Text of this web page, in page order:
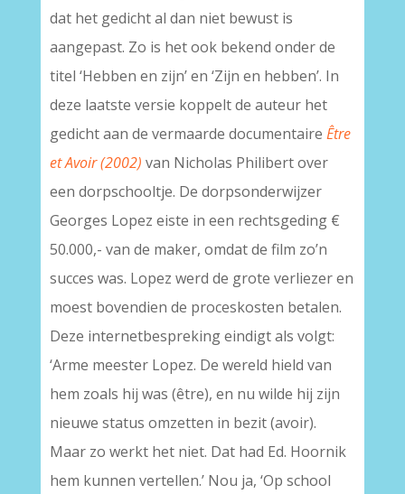
dat het gedicht al dan niet bewust is
aangepast. Zo is het ook bekend onder de
titel ‘Hebben en zijn’ en ‘Zijn en hebben’. In
deze laatste versie koppelt de auteur het
gedicht aan de vermaarde documentaire Être
et Avoir (2002) van Nicholas Philibert over
een dorpschooltje. De dorpsonderwijzer
Georges Lopez eiste in een rechtsgeding €
50.000,- van de maker, omdat de film zo’n
succes was. Lopez werd de grote verliezer en
moest bovendien de proceskosten betalen.
Deze internetbespreking eindigt als volgt:
‘Arme meester Lopez. De wereld hield van
hem zoals hij was (être), en nu wilde hij zijn
nieuwe status omzetten in bezit (avoir).
Maar zo werkt het niet. Dat had Ed. Hoornik
hem kunnen vertellen.’ Nou ja, ‘Op school